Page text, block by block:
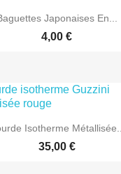
 Aperçu rapide
Japonaises En...
4,00 €
 Aperçu rapide
Isotherme Métallisée...
35,00 €